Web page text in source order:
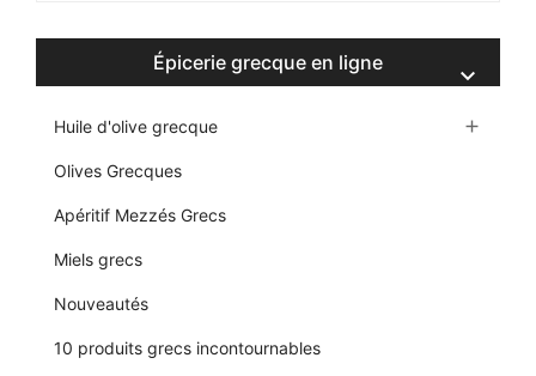
Épicerie grecque en ligne 
Huile d'olive grecque 
Olives Grecques
Apéritif Mezzés Grecs
Miels grecs
Nouveautés
10 produits grecs incontournables